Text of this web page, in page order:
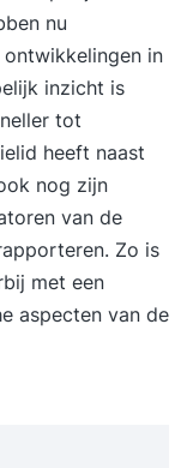
voor
die hun
willen
uniek
in
en
cultuur
druk.
nu
in
inzicht is
tot
heeft naast
nog zijn
van de
Zo is
met een
aspecten van de